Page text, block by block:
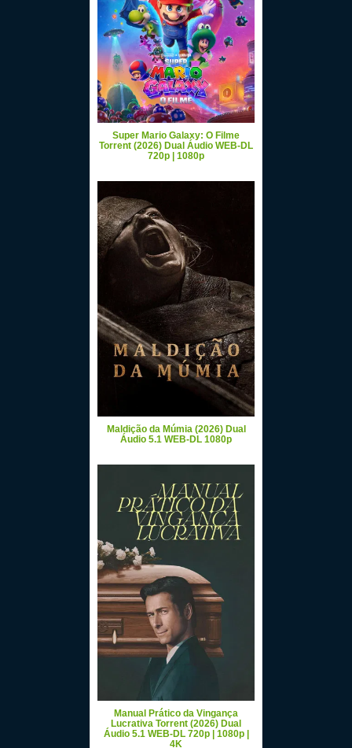
Super Mario Galaxy: O Filme
Torrent (2026) Dual Áudio WEB-DL
720p | 1080p
Maldição da Múmia (2026) Dual
Áudio 5.1 WEB-DL 1080p
Manual Prático da Vingança
Lucrativa Torrent (2026) Dual
Áudio 5.1 WEB-DL 720p | 1080p |
4K